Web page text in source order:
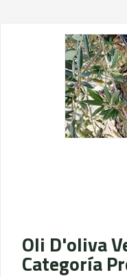
Oli D'oliva
Categoría